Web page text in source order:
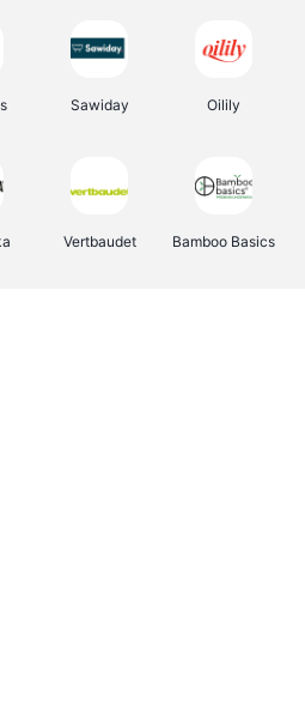
Sawiday Oilily
Vertbaudet Bamboo Basics